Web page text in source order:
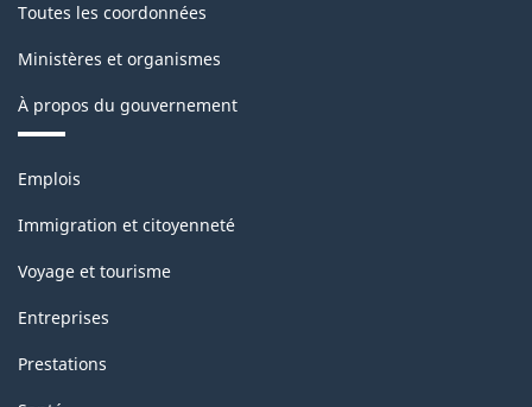
congelées
-
ARCHIVÉ
Toutes les coordonnées
Ministères et organismes
À propos du gouvernement
Thèmes
sujets
Emplois
Immigration et citoyenneté
Voyage et tourisme
Entreprises
Prestations